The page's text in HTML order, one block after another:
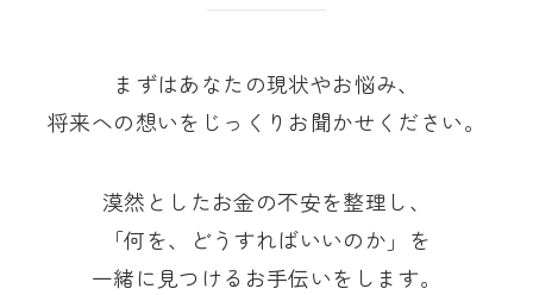
まずはあなたの現状やお悩み、
将来への想いをじっくりお聞かせください。
漠然としたお金の不安を整理し、
「何を、どうすればいいのか」を
一緒に見つけるお手伝いをします。